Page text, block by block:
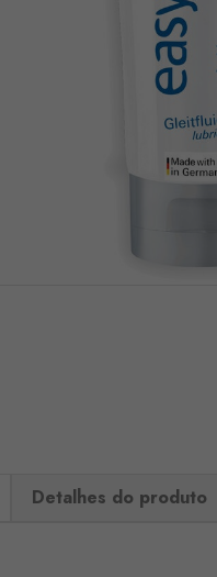
Detalhes do produto